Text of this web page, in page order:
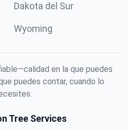
Dakota del Sur
Wyoming
en la que puedes
puedes contar, cuando lo
Tree Services